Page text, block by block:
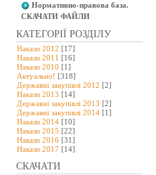
Нормативно-правова база.
СКАЧАТИ ФАЙЛИ
КАТЕГОРІЇ РОЗДІЛУ
Накази 2012 [17]
Накази 2011 [16]
Накази 2010 [1]
Актуально! [318]
Державні закупівлі 2012 [2]
Накази 2013 [14]
Державні закупівлі 2013 [2]
Державні закупівлі 2014 [1]
Накази 2014 [10]
Накази 2015 [22]
Накази 2016 [31]
Накази 2017 [14]
СКАЧАТИ